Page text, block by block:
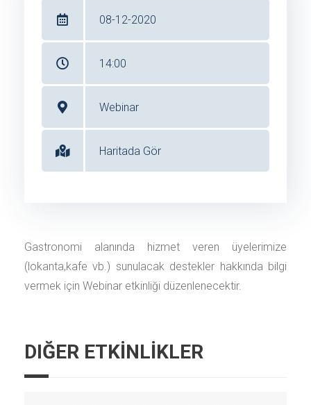
08-12-2020
14:00
Webinar
Haritada Gör
Gastronomi alanında hizmet veren üyelerimize
(lokanta,kafe vb.) sunulacak destekler hakkında bilgi
vermek için Webinar etkinliği düzenlenecektir.
DIĞER ETKİNLİKLER